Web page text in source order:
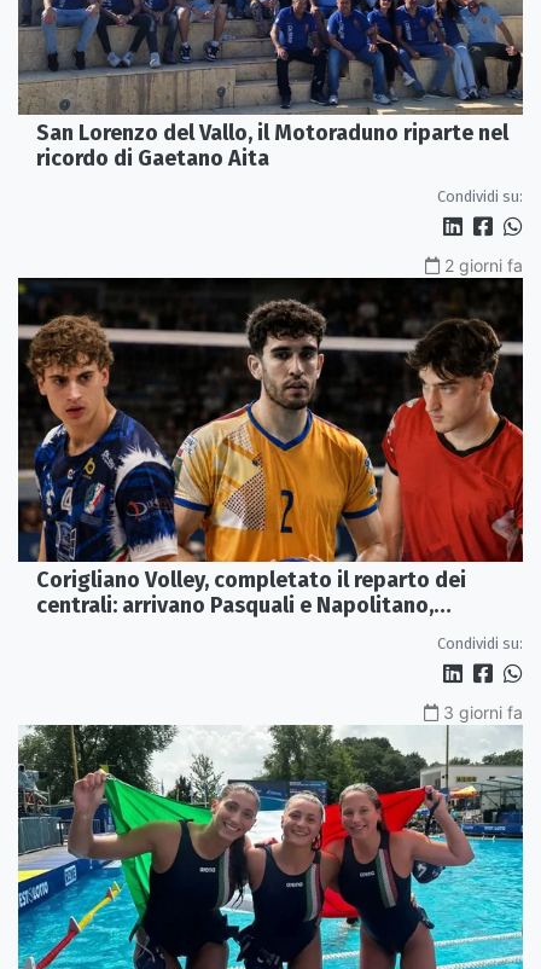
San Lorenzo del Vallo, il Motoraduno riparte nel
ricordo di Gaetano Aita
Condividi su:
2 giorni fa
Corigliano Volley, completato il reparto dei
centrali: arrivano Pasquali e Napolitano,
Condividi su:
3 giorni fa